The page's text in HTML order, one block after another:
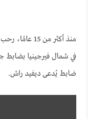
منذ أكثر من
في شمال فيرجينيا
ضابط يُدعى ديفيد راش.